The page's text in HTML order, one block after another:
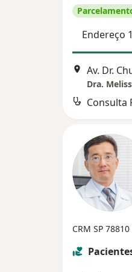
Endereço 1
Av. Dr.
Dra.
Consulta
CRM SP 78810